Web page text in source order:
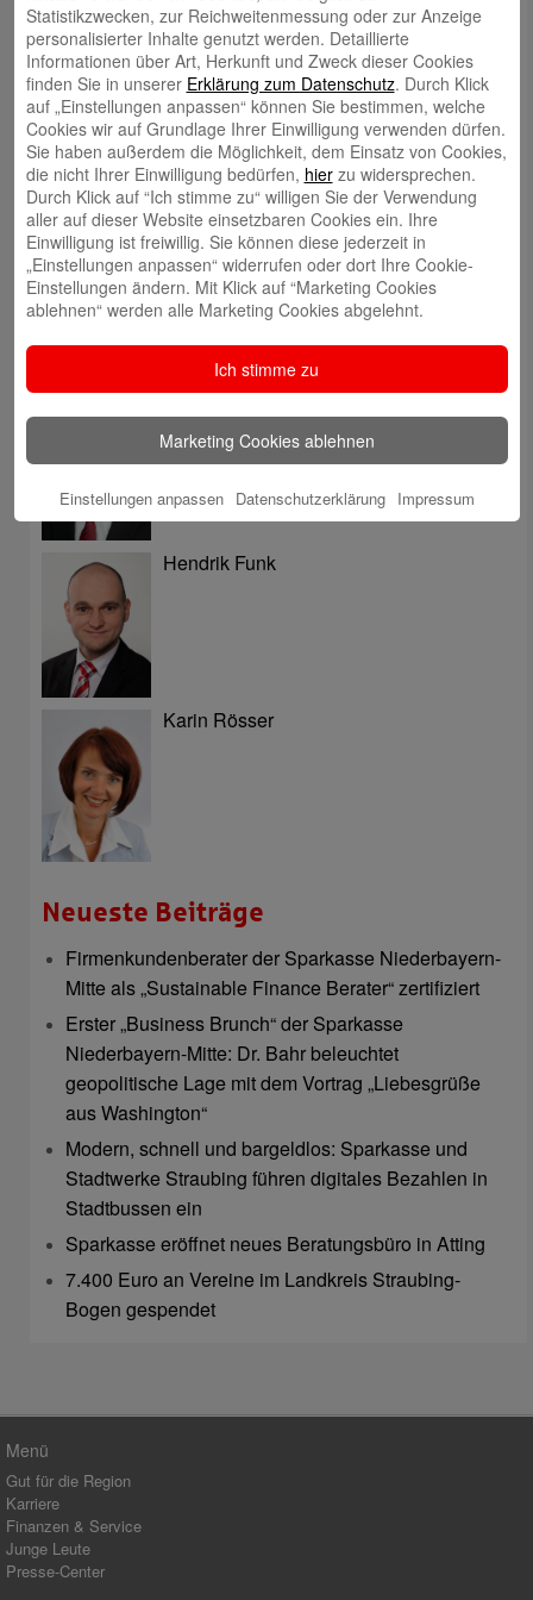
Thomas Schweikl
Susanne Beck
Robert Elsberger
Hendrik Funk
Karin Rösser
Neueste Beiträge
Firmenkundenberater der Sparkasse Niederbayern-
Mitte als „Sustainable Finance Berater“ zertifiziert
Erster „Business Brunch“ der Sparkasse
Niederbayern-Mitte: Dr. Bahr beleuchtet
geopolitische Lage mit dem Vortrag „Liebesgrüße
aus Washington“
Modern, schnell und bargeldlos: Sparkasse und
Stadtwerke Straubing führen digitales Bezahlen in
Stadtbussen ein
Sparkasse eröffnet neues Beratungsbüro in Atting
7.400 Euro an Vereine im Landkreis Straubing-
Bogen gespendet
Menü
Gut für die Region
Karriere
Finanzen & Service
Junge Leute
Presse-Center
Statistikzwecken, zur Reichweitenmessung oder zur Anzeige
personalisierter Inhalte genutzt werden. Detaillierte
Informationen über Art, Herkunft und Zweck dieser Cookies
finden Sie in unserer Erklärung zum Datenschutz. Durch Klick
auf „Einstellungen anpassen“ können Sie bestimmen, welche
Cookies wir auf Grundlage Ihrer Einwilligung verwenden dürfen.
Sie haben außerdem die Möglichkeit, dem Einsatz von Cookies,
die nicht Ihrer Einwilligung bedürfen, hierzu widersprechen.
Durch Klick auf “Ich stimme zu“ willigen Sie der Verwendung
aller auf dieser Website einsetzbaren Cookies ein. Ihre
Einwilligung ist freiwillig. Sie können diese jederzeit in
„Einstellungen anpassen“ widerrufen oder dort Ihre Cookie-
Einstellungen ändern. Mit Klick auf “Marketing Cookies
ablehnen“ werden alle Marketing Cookies abgelehnt.
Ich stimme zu
Marketing Cookies ablehnen
Einstellungen anpassen Datenschutzerklärung Impressum